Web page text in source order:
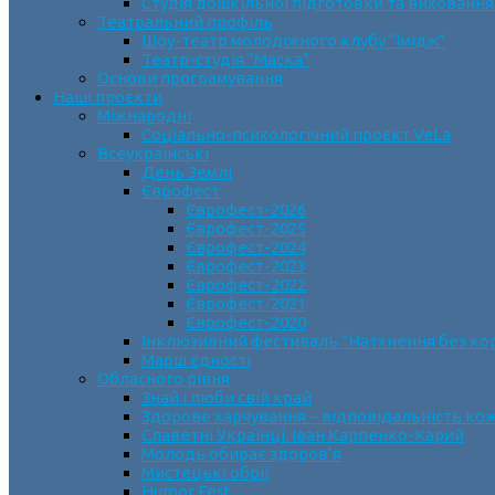
Театральний профіль
Шоу-театр молодіжного клубу “Імідж”
Театр-студія “Маска”
Основи програмування
Наші проєкти
Міжнародні
Соціально-психологічний проєкт VeLa
Всеукраїнські
День Землі
Єврофест
Єврофест-2026
Єврофест-2025
Єврофест-2024
Єврофест-2023
Єврофест-2022
Єврофест-2021
Єврофест-2020
Інклюзивний фестиваль “Натхнення без
Марш єдності
Обласного рівня
Знай і люби свій край
Здорове харчування – відповідальність
Славетні Українці. Іван Карпенко-Карий
Молодь обирає здоров’я
Мистецькі обрії
Humor Fest